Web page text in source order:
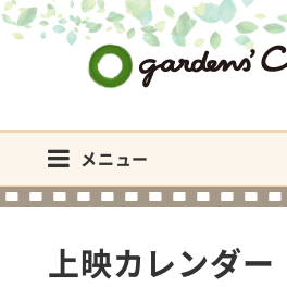
メニュー
上映カレンダー